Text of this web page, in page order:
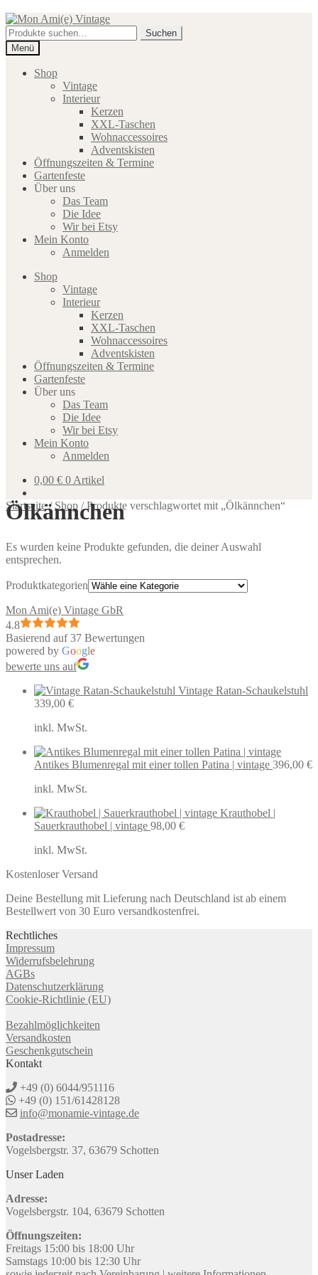
Zur
Navigation
springen
Zum
Inhalt
springen
Suche
nach:
Suchen
Menü
Shop
Vintage
Interieur
Kerzen
XXL-Taschen
Wohnaccessoires
Adventskisten
Öffnungszeiten & Termine
Gartenfeste
Über uns
Das Team
Die Idee
Wir bei Etsy
Mein Konto
Anmelden
Shop
Vintage
Interieur
Kerzen
XXL-Taschen
Wohnaccessoires
Adventskisten
Öffnungszeiten & Termine
Gartenfeste
Über uns
Das Team
Die Idee
Wir bei Etsy
Mein Konto
Anmelden
0,00 € 0 Artikel
Startseite/ Shop /Produkte verschlagwortet mit „Ölkännchen“
Ölkännchen
Es wurden keine Produkte gefunden, die deiner Auswahl
entsprechen.
Produktkategorien
Mon Ami(e) Vintage GbR
4.8
Basierend auf 37 Bewertungen
powered by Google
bewerte uns auf
Vintage Ratan-Schaukelstuhl
339,00 €
inkl. MwSt.
Antikes Blumenregal mit einer tollen Patina | vintage 396,00 €
inkl. MwSt.
Krauthobel |
Sauerkrauthobel | vintage 98,00 €
inkl. MwSt.
Kostenloser Versand
Deine Bestellung mit Lieferung nach Deutschland ist ab einem
Bestellwert von 30 Euro versandkostenfrei.
Rechtliches
Impressum
Widerrufsbelehrung
AGBs
Datenschutzerklärung
Cookie-Richtlinie (EU)
Bezahlmöglichkeiten
Versandkosten
Geschenkgutschein
Kontakt
+49 (0) 6044/951116
+49 (0) 151/61428128
info@monamie-vintage.de
Postadresse:
Vogelsbergstr. 37, 63679 Schotten
Unser Laden
Adresse:
Vogelsbergstr. 104, 63679 Schotten
Öffnungszeiten:
Freitags 15:00 bis 18:00 Uhr
Samstags 10:00 bis 12:30 Uhr